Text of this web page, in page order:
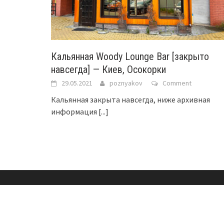
Кальянная Woody Lounge Bar [закрыто
навсегда] — Киев, Осокорки
29.05.2021 poznyakov Comment
Кальянная закрыта навсегда, ниже архивная
информация [...]